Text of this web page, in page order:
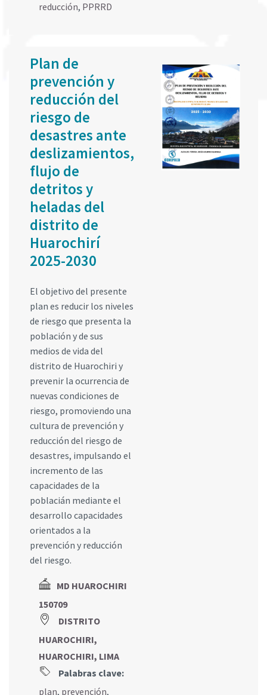
reducción, PPRRD
Plan de
prevención y
reducción del
riesgo de
desastres ante
deslizamientos,
flujo de
detritos y
heladas del
distrito de
Huarochirí
2025-2030
El objetivo del presente
plan es reducir los niveles
de riesgo que presenta la
población y de sus
medios de vida del
distrito de Huarochiri y
prevenir la ocurrencia de
nuevas condiciones de
riesgo, promoviendo una
cultura de prevención y
reducción del riesgo de
desastres, impulsando el
incremento de las
capacidades de la
poblacián mediante el
desarrollo capacidades
orientados a la
prevención y reducción
del riesgo.
MD HUAROCHIRI
150709
DISTRITO
HUAROCHIRI,
HUAROCHIRI, LIMA
Palabras clave:
plan, prevención,